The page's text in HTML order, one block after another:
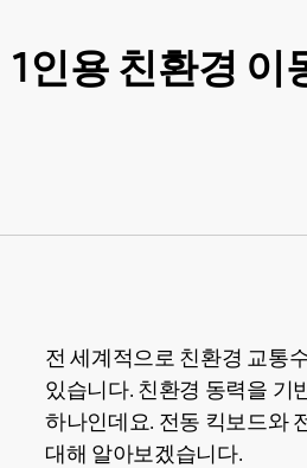
1인용 친환경
전 세계적으로 친환경 교통
있습니다. 친환경 동력을 기
하나인데요. 전동 킥보드와
대해 알아보겠습니다.